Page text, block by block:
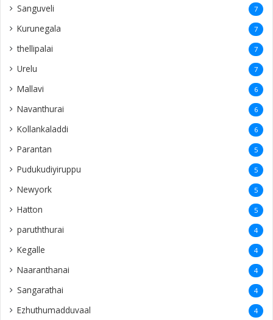
Sanguveli 7
Kurunegala 7
thellipalai 7
Urelu 7
Mallavi 6
Navanthurai 6
Kollankaladdi 6
Parantan 5
Pudukudiyiruppu 5
Newyork 5
Hatton 5
paruththurai 4
Kegalle 4
Naaranthanai 4
Sangarathai 4
Ezhuthumadduvaal 4